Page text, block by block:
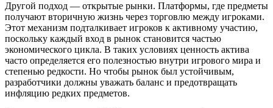
Другой подход — открытые рынки. Платформы, где предметы
получают вторичную жизнь через торговлю между игроками.
Этот механизм подталкивает игроков к активному участию,
поскольку каждый вход в рынок становится частью
экономического цикла. В таких условиях ценность актива
часто определяется его полезностью внутри игрового мира и
степенью редкости. Но чтобы рынок был устойчивым,
разработчики должны уважать баланс и предотвращать
инфляцию редких предметов.